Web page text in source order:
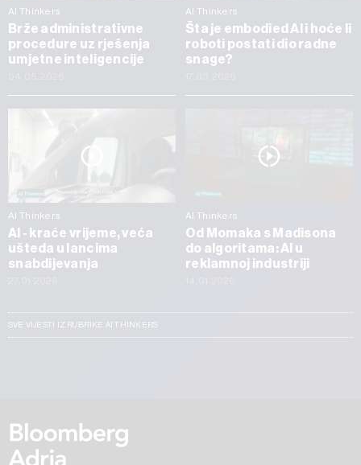
AI Thinkers
Brže administrativne
procedure uz rješenja
umjetne inteligencije
AI Thinkers
Šta je embodied AI i hoće li
roboti postati dio radne
snage?
AI Thinkers
AI - kraće vrijeme, veća
ušteda u lancima
snabdijevanja
AI Thinkers
Od Momaka s Madisona
do algoritama: AI u
reklamnoj industriji
SVE VIJESTI IZ RUBRIKE AI THINKERS